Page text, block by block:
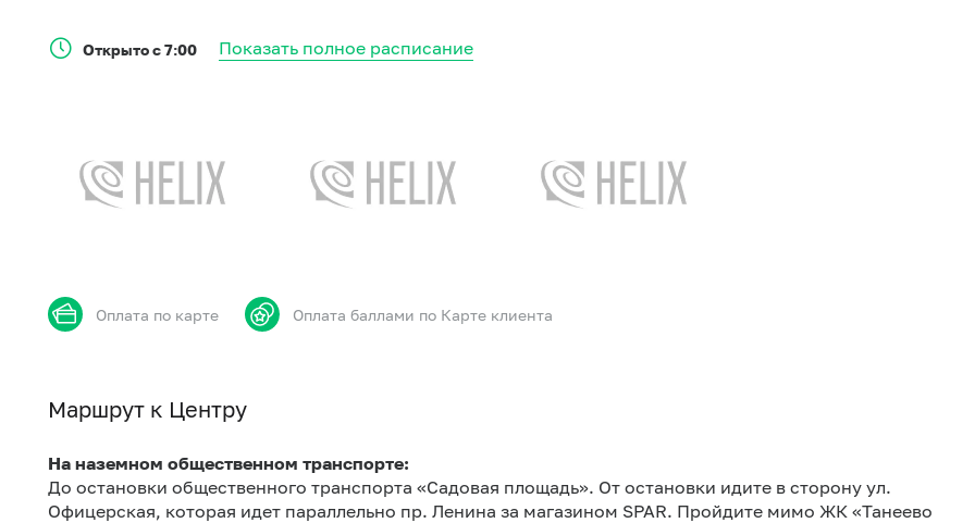
Открыто с 7:00 Показать полное расписание
Оплата по карте Оплата баллами по Карте клиента
Маршрут к Центру
На наземном общественном транспорте:
До остановки общественного транспорта «Садовая площадь». От остановки идите в сторону ул.
Офицерская, которая идет параллельно пр. Ленина за магазином SPAR. Пройдите мимо ЖК «Танеево